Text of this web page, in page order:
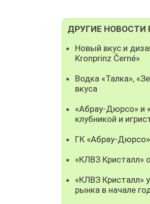
ДРУГИЕ НОВОСТИ
Новый вкус и
Kronprinz Černé»
Водка «Талка»,
вкуса
«Абрау-Дюрсо» и
клубникой и
ГК «Абрау-
«КЛВЗ Кристалл»
«КЛВЗ Кристалл»
рынка в начале